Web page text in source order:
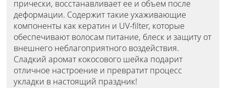
прически, восстанавливает ее и объем после
деформации. Содержит такие ухаживающие
компоненты как кератин и UV-filter, которые
обеспечивают волосам питание, блеск и защиту от
внешнего неблагоприятного воздействия.
Сладкий аромат кокосового шейка подарит
отличное настроение и превратит процесс
укладки в настоящий праздник!